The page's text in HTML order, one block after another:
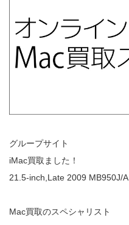
グループサイト
iMac買取ました！
21.5-inch,Late 2009 MB950J/A
Mac買取のスペシャリスト